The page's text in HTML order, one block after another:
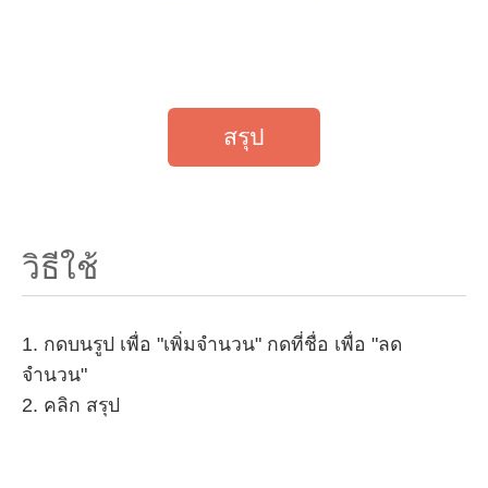
สรุป
วิธีใช้
1. กดบนรูป เพื่อ "เพิ่มจำนวน" กดที่ชื่อ เพื่อ "ลด
จำนวน"
2. คลิก สรุป